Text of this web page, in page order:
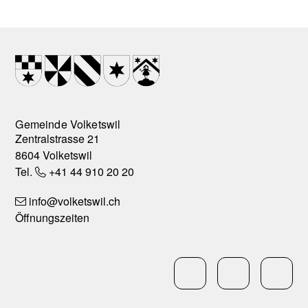
Footer
Wappen
Gemeinde Volketswil
Zentralstrasse 21
8604 Volketswil
Tel.
+41 44 910 20 20
info@volketswil.ch
Öffnungszeiten
LinkedIn